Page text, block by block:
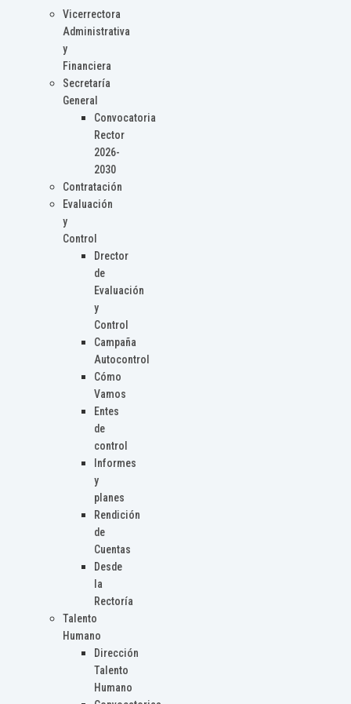
Vicerrectora
Administrativa
y
Financiera
Secretaría
General
Convocatoria
Rector
2026-
2030
Contratación
Evaluación
y
Control
Drector
de
Evaluación
y
Control
Campaña
Autocontrol
Cómo
Vamos
Entes
de
control
Informes
y
planes
Rendición
de
Cuentas
Desde
la
Rectoría
Talento
Humano
Dirección
Talento
Humano